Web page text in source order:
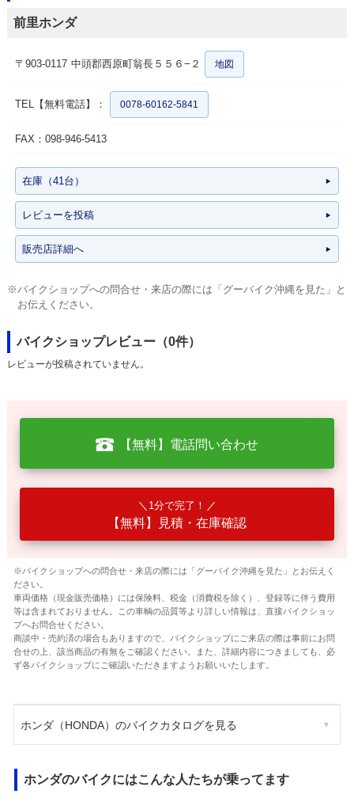
前里ホンダ
〒903-0117 中頭郡西原町翁長５５６−２ 地図
TEL【無料電話】： 0078-60162-5841
FAX：098-946-5413
在庫（41台）
レビューを投稿
販売店詳細へ
※バイクショップへの問合せ・来店の際には「グーバイク沖縄を見た」と
お伝えください。
バイクショップレビュー（0件）
レビューが投稿されていません。
【無料】電話問い合わせ
1分で完了！
【無料】見積・在庫確認
※バイクショップへの問合せ・来店の際には「グーバイク沖縄を見た」とお伝えく
ださい。
車両価格（現金販売価格）には保険料、税金（消費税を除く）、登録等に伴う費用
等は含まれておりません。この車輌の品質等より詳しい情報は、直接バイクショッ
プへお問合せください。
商談中・売約済の場合もありますので、バイクショップにご来店の際は事前にお問
合せの上、該当商品の有無をご確認ください。また、詳細内容につきましても、必
ず各バイクショップにご確認いただきますようお願いいたします。
ホンダ（HONDA）のバイクカタログを見る
ホンダのバイクにはこんな人たちが乗ってます